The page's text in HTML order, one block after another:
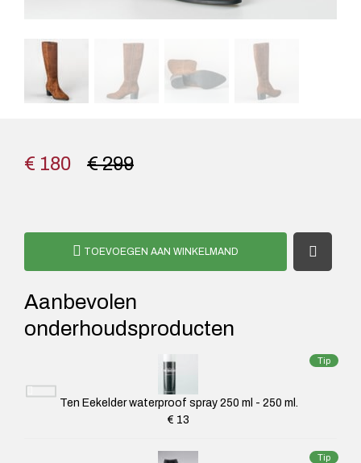
€ 299
€ 180
TOEVOEGEN AAN WINKELMAND
Aanbevolen
onderhoudsproducten
Tip
Ten Eekelder waterproof spray 250 ml - 250 ml.
€ 13
Tip